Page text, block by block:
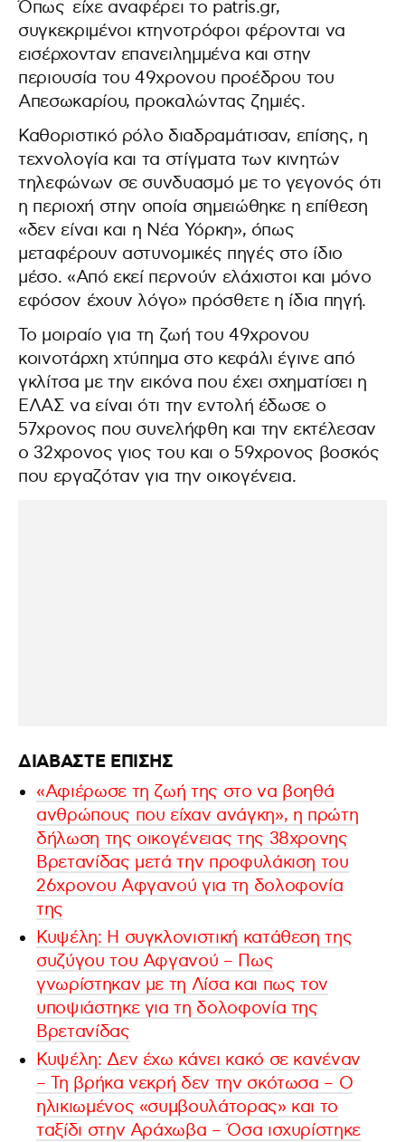
Όπως είχε αναφέρει το patris.gr,
συγκεκριμένοι κτηνοτρόφοι φέρονται να
εισέρχονταν επανειλημμένα και στην
περιουσία του 49χρονου προέδρου του
Απεσωκαρίου, προκαλώντας ζημιές.
Καθοριστικό ρόλο διαδραμάτισαν, επίσης, η
τεχνολογία και τα στίγματα των κινητών
τηλεφώνων σε συνδυασμό με το γεγονός ότι
η περιοχή στην οποία σημειώθηκε η επίθεση
«δεν είναι και η Νέα Υόρκη», όπως
μεταφέρουν αστυνομικές πηγές στο ίδιο
μέσο. «Από εκεί περνούν ελάχιστοι και μόνο
εφόσον έχουν λόγο» πρόσθετε η ίδια πηγή.
Το μοιραίο για τη ζωή του 49χρονου
κοινοτάρχη χτύπημα στο κεφάλι έγινε από
γκλίτσα με την εικόνα που έχει σχηματίσει η
ΕΛΑΣ να είναι ότι την εντολή έδωσε ο
57χρονος που συνελήφθη και την εκτέλεσαν
ο 32χρονος γιος του και ο 59χρονος βοσκός
που εργαζόταν για την οικογένεια.
ΔΙΑΒΑΣΤΕ ΕΠΙΣΗΣ
«Αφιέρωσε τη ζωή της στο να βοηθά
ανθρώπους που είχαν ανάγκη», η πρώτη
δήλωση της οικογένειας της 38χρονης
Βρετανίδας μετά την προφυλάκιση του
26χρονου Αφγανού για τη δολοφονία
της
Κυψέλη: Η συγκλονιστική κατάθεση της
συζύγου του Αφγανού – Πως
γνωρίστηκαν με τη Λίσα και πως τον
υποψιάστηκε για τη δολοφονία της
Βρετανίδας
Κυψέλη: Δεν έχω κάνει κακό σε κανέναν
– Τη βρήκα νεκρή δεν την σκότωσα – Ο
ηλικιωμένος «συμβουλάτορας» και το
ταξίδι στην Αράχωβα – Όσα ισχυρίστηκε